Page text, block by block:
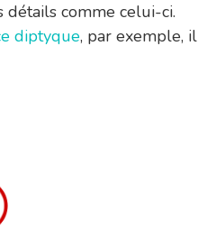
détails comme celui-ci.
diptyque, par exemple, il